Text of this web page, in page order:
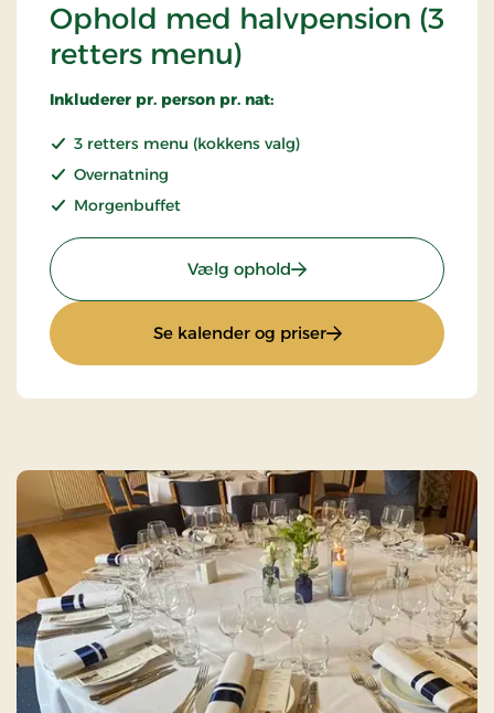
Ophold med halvpension (3
retters menu)
Inkluderer pr. person pr. nat:
3 retters menu (kokkens valg)
Overnatning
Morgenbuffet
Vælg ophold: Ophold med
Se kalender og priser: Ophold med